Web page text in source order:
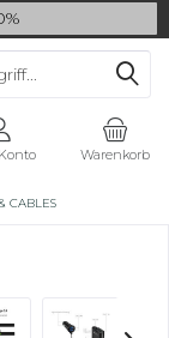
gone
Warenkorb
CABLES